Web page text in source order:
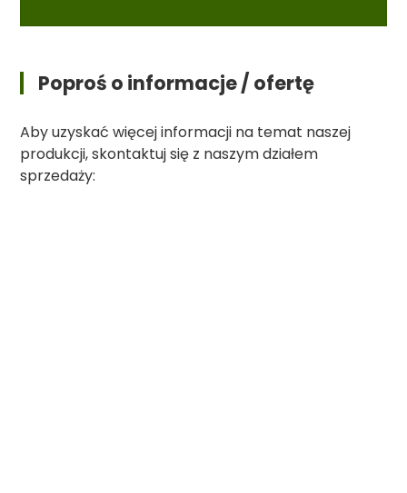
Poproś o informacje / ofertę
Aby uzyskać więcej informacji na temat naszej
produkcji, skontaktuj się z naszym działem
sprzedaży: